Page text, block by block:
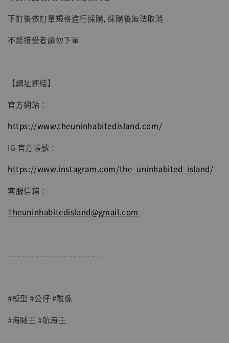
【現貨】BJSTUDIO 1/6系列可動蒐藏人偶 讓
NT$ 5,300
下訂後依訂單規格進行採購, 採購後無法取消
不能接受者請勿下單
【網址連結】
官方網站：
https://www.theuninhabitedisland.com/
IG 官方帳號：
https://www.instagram.com/the_uninhabited_island/
客服信箱：
Theuninhabitedisland@gmail.com
- - - - - - - - - - - - - - - - - - - -
#模型 #公仔 #雕像
#海賊王 #航海王